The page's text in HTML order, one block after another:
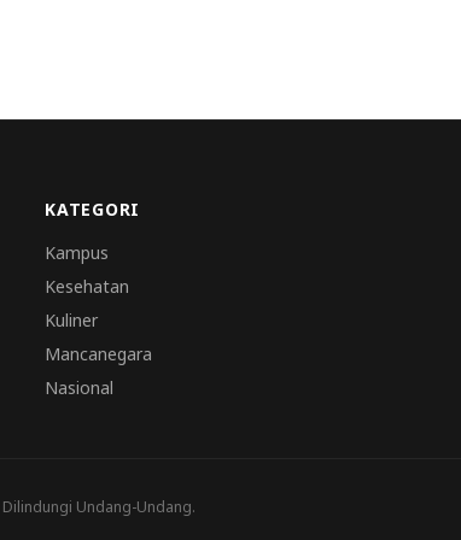
KATEGORI
Kampus
Kesehatan
Kuliner
Mancanegara
Nasional
Undang-Undang.